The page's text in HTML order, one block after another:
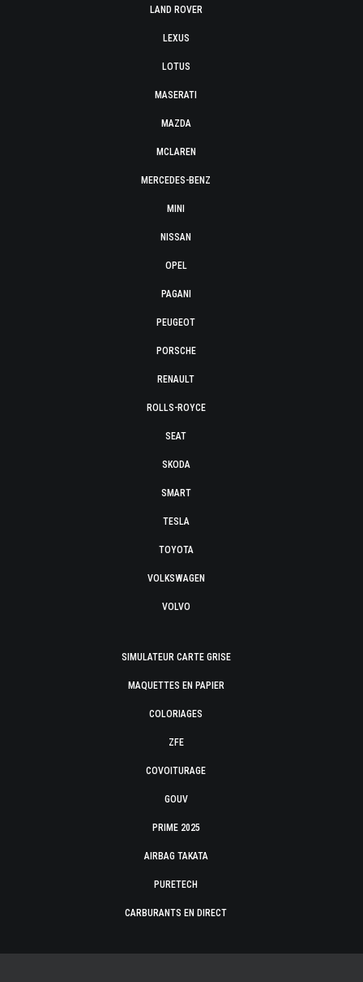
LAND ROVER
LEXUS
LOTUS
MASERATI
MAZDA
MCLAREN
MERCEDES-BENZ
MINI
NISSAN
OPEL
PAGANI
PEUGEOT
PORSCHE
RENAULT
ROLLS-ROYCE
SEAT
SKODA
SMART
TESLA
TOYOTA
VOLKSWAGEN
VOLVO
SIMULATEUR CARTE GRISE
MAQUETTES EN PAPIER
COLORIAGES
ZFE
COVOITURAGE
GOUV
PRIME 2025
AIRBAG TAKATA
PURETECH
CARBURANTS EN DIRECT